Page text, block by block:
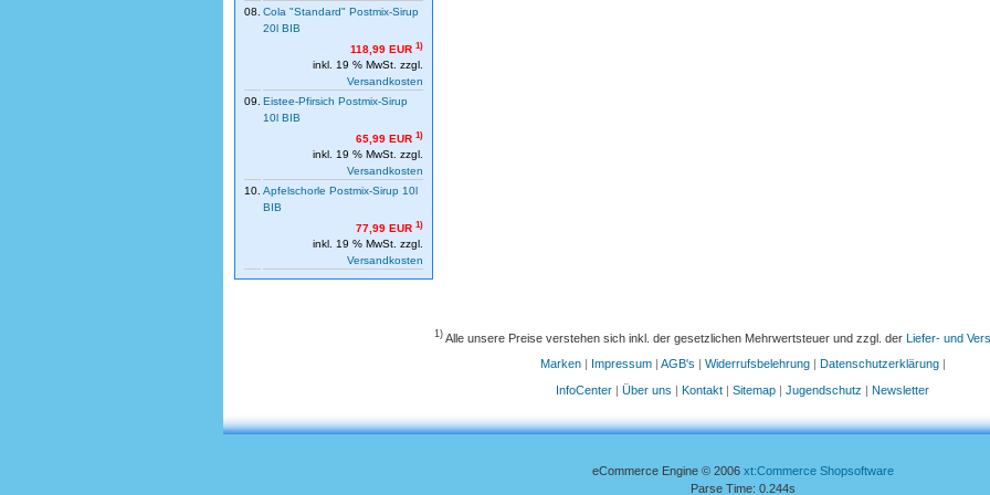
08. Cola "Standard" Postmix-Sirup
20l BIB
118,99 EUR 1)
inkl. 19 % MwSt. zzgl.
Versandkosten
09. Eistee-Pfirsich Postmix-Sirup
10l BIB
65,99 EUR 1)
inkl. 19 % MwSt. zzgl.
Versandkosten
10. Apfelschorle Postmix-Sirup 10l
BIB
77,99 EUR 1)
inkl. 19 % MwSt. zzgl.
Versandkosten
1) Alle unsere Preise verstehen sich inkl. der gesetzlichen Mehrwertsteuer und zzgl. der Liefer- und
Marken| Impressum| AGB's | Widerrufsbelehrung| Datenschutzerklärung|
InfoCenter | Über uns | Kontakt | Sitemap | Jugendschutz | Newsletter
eCommerce Engine © 2006 xt:Commerce Shopsoftware
Parse Time: 0.244s